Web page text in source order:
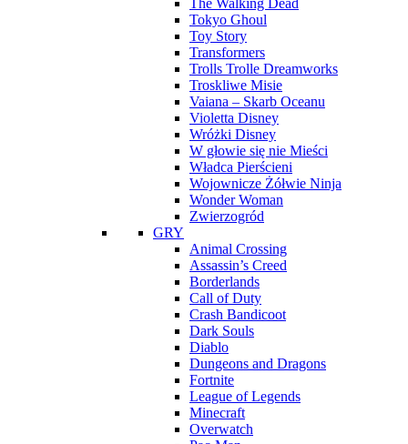
The Walking Dead
Tokyo Ghoul
Toy Story
Transformers
Trolls Trolle Dreamworks
Troskliwe Misie
Vaiana – Skarb Oceanu
Violetta Disney
Wróżki Disney
W głowie się nie Mieści
Władca Pierścieni
Wojownicze Żółwie Ninja
Wonder Woman
Zwierzogród
GRY
Animal Crossing
Assassin’s Creed
Borderlands
Call of Duty
Crash Bandicoot
Dark Souls
Diablo
Dungeons and Dragons
Fortnite
League of Legends
Minecraft
Overwatch